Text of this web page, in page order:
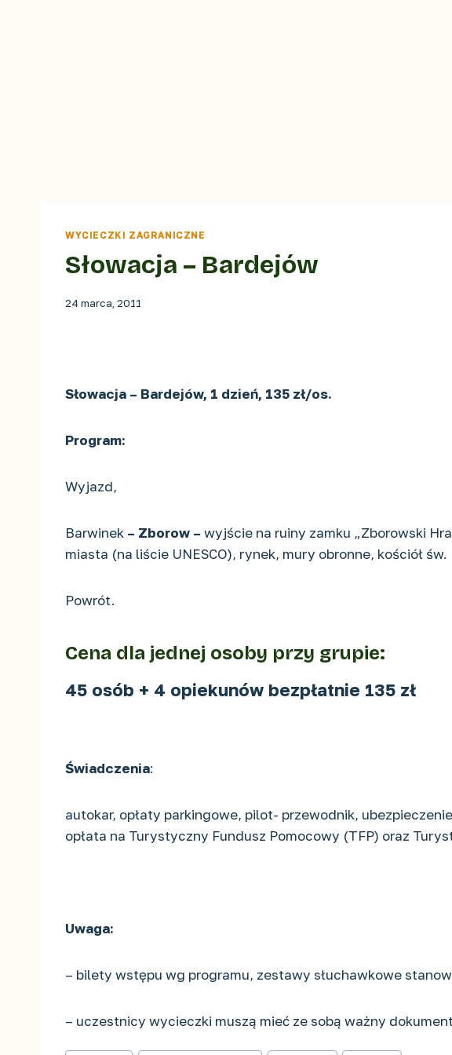
WYCIECZKI ZAGRANICZNE
Słowacja – Bardejów
24 marca, 2011
Słowacja – Bardejów, 1 dzień, 135 zł/os.
Program:
Wyjazd,
Barwinek – Zborow – wyjście na ruiny zamku „Zborowski
miasta (na liście UNESCO), rynek, mury obronne, kościół św.
Powrót.
Cena dla jednej osoby przy grupie:
45 osób + 4 opiekunów bezpłatnie 135 zł
Świadczenia:
autokar, opłaty parkingowe, pilot- przewodnik,
opłata na Turystyczny Fundusz Pomocowy (TFP) oraz
Uwaga:
– bilety wstępu wg programu, zestawy słuchawkowe
– uczestnicy wycieczki muszą mieć ze sobą ważny